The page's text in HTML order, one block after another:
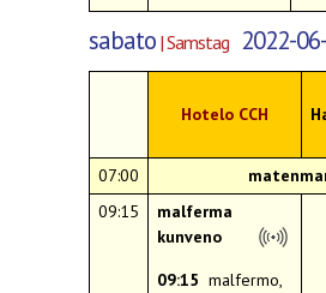
sabato | Samstag 2022-
Hotelo CCH
07:00
09:15
malferma
kunveno
09:15 malfermo,